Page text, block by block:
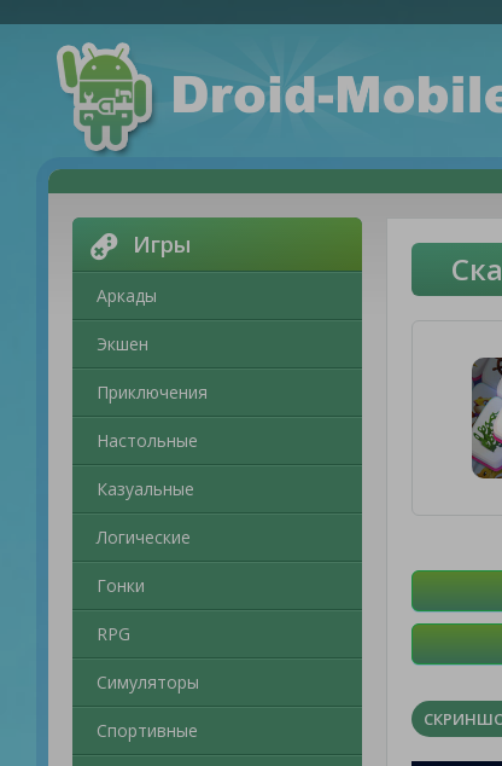
Игры
Аркады
Экшен
Приключения
Настольные
Казуальные
Логические
Гонки
RPG
Симуляторы
Спортивные